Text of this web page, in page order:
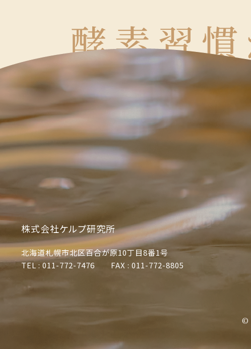
株式会社ケルプ研究所
北海道札幌市北区百合が原10丁目8番1号
TEL : 011-772-7476 FAX : 011-772-8805
©